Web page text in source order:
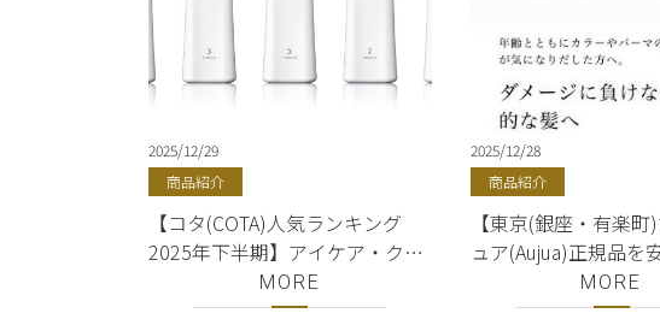
2025/12/29
商品紹介
【コタ(COTA)人気ランキング
2025年下半期】アイケア・クチ
ュールシャンプー・トリートメ
ント｜正規販売店｜銀座・有楽
MORE
2025/12/28
商品紹介
【東京(銀座・有楽
ュア(Aujua)正規品を
法】購入のみOK｜
人気シャンプー・ト
MORE